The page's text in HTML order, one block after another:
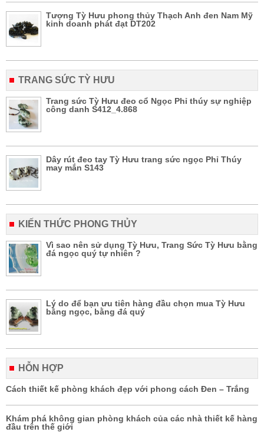
Tượng Tỳ Hưu phong thủy Thạch Anh đen Nam Mỹ
kinh doanh phát đạt DT202
TRANG SỨC TỲ HƯU
Trang sức Tỳ Hưu đeo cổ Ngọc Phỉ thúy sự nghiệp
công danh S412_4.868
Dây rút đeo tay Tỳ Hưu trang sức ngọc Phỉ Thúy
may mắn S143
KIẾN THỨC PHONG THỦY
Vì sao nên sử dụng Tỳ Hưu, Trang Sức Tỳ Hưu bằng
đá ngọc quý tự nhiên ?
Lý do để bạn ưu tiên hàng đầu chọn mua Tỳ Hưu
bằng ngọc, bằng đá quý
HỖN HỢP
Cách thiết kế phòng khách đẹp với phong cách Đen – Trắng
Khám phá không gian phòng khách của các nhà thiết kế hàng
đầu trên thế giới